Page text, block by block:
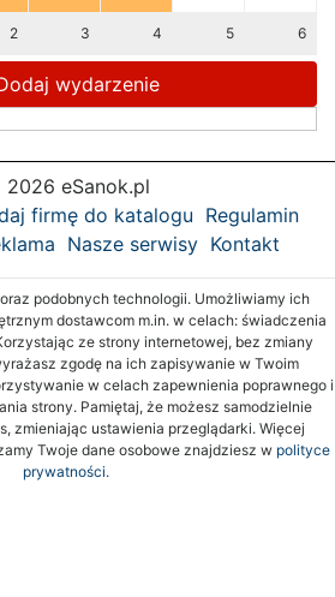
2 3 4 5 6
wydarzenie
eSanok.pl
firmę do katalogu Regulamin
Nasze serwisy Kontakt
podobnych technologii. Umożliwiamy ich
dostawcom m.in. w celach: świadczenia
ze strony internetowej, bez zmiany
zgodę na ich zapisywanie w Twoim
w celach zapewnienia poprawnego i
strony. Pamiętaj, że możesz samodzielnie
zmieniając ustawienia przeglądarki. Więcej
Twoje dane osobowe znajdziesz w polityce
prywatności.